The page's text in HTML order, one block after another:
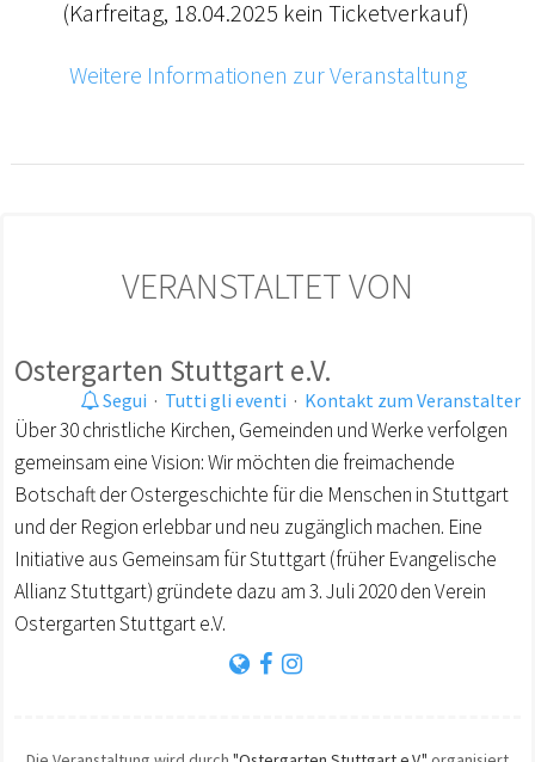
(Karfreitag, 18.04.2025 kein Ticketverkauf)
Weitere Informationen zur Veranstaltung
VERANSTALTET VON
Ostergarten Stuttgart e.V.
Segui · Tutti gli eventi · Kontakt zum Veranstalter
Über 30 christliche Kirchen, Gemeinden und Werke verfolgen
gemeinsam eine Vision: Wir möchten die freimachende
Botschaft der Ostergeschichte für die Menschen in Stuttgart
und der Region erlebbar und neu zugänglich machen. Eine
Initiative aus Gemeinsam für Stuttgart (früher Evangelische
Allianz Stuttgart) gründete dazu am 3. Juli 2020 den Verein
Ostergarten Stuttgart e.V.